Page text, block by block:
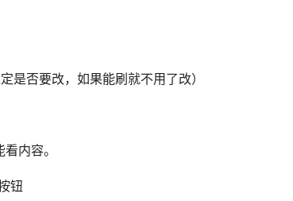
是否要改，如果能刷就不用了改）
内容。
钮